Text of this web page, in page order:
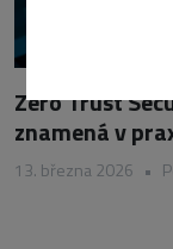
Zero Trust
znamená v
13. března 2026 •